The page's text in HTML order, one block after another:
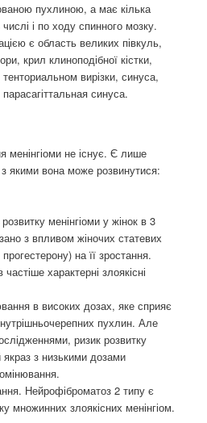
пухлиною, а має кілька
і по ходу спинного мозку.
є область великих півкуль,
крил клиноподібної кістки,
тенториальном вирізки, синуса,
синуса.
менінгіоми не існує. Є лише
якими вона може розвинутися:
менінгіоми у жінок в 3
з впливом жіночих статевих
на її зростання.
характерні злоякісні
в високих дозах, яке сприяє
пухлин. Але
ризик розвитку
якраз з низькими дозами
Нейрофіброматоз 2 типу є
множинних злоякісних менінгіом.